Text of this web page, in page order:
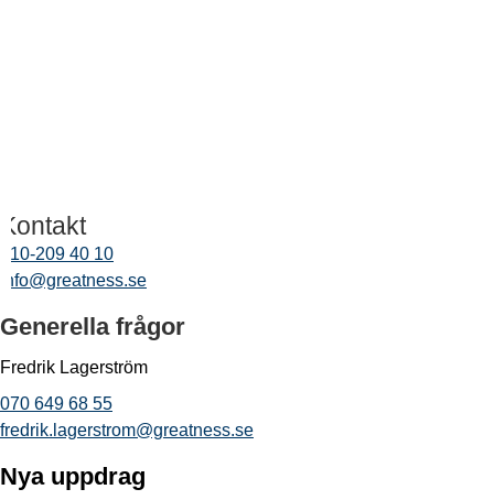
Kontakt
010-209 40 10
info@greatness.se
Generella frågor
Fredrik Lagerström
070 649 68 55
fredrik.lagerstrom@greatness.se
Nya uppdrag